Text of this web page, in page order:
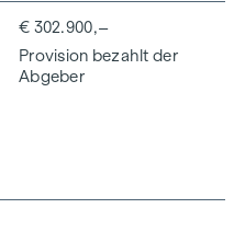
€ 302.900,–
Provision bezahlt der
Abgeber